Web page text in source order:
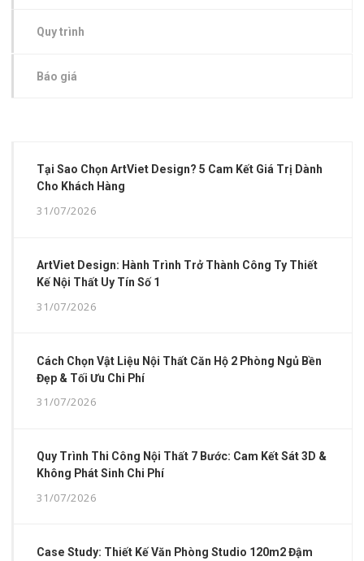
Quy trình
Báo giá
Tại Sao Chọn ArtViet Design? 5 Cam Kết Giá Trị Dành
Cho Khách Hàng
31/07/2026
ArtViet Design: Hành Trình Trở Thành Công Ty Thiết
Kế Nội Thất Uy Tín Số 1
31/07/2026
Cách Chọn Vật Liệu Nội Thất Căn Hộ 2 Phòng Ngủ Bền
Đẹp & Tối Ưu Chi Phí
31/07/2026
Quy Trình Thi Công Nội Thất 7 Bước: Cam Kết Sát 3D &
Không Phát Sinh Chi Phí
31/07/2026
Case Study: Thiết Kế Văn Phòng Studio 120m2 Đậm